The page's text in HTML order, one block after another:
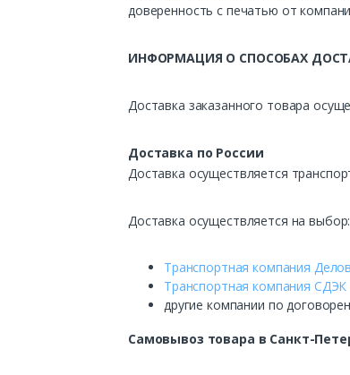
доверенность с печатью от
ИНФОРМАЦИЯ О СПОСОБАХ
Доставка заказанного товара
Доставка по России
Доставка осуществляется
Доставка осуществляется на выбор:
Транспортная компания
Транспортная компания СДЭК
другие компании по
Самовывоз товара в Санкт-